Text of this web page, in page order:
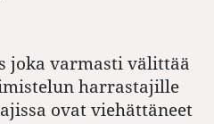
joka varmasti välittää
harrastajille
ovat viehättäneet